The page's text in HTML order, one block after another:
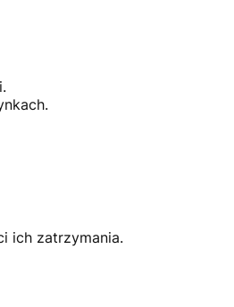
ich zatrzymania.